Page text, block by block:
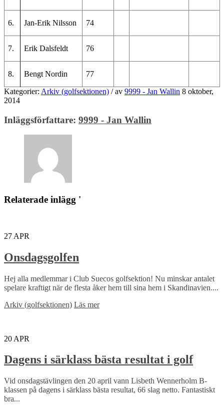
6. Jan-Erik Nilsson 74
7. Erik Dalsfeldt 76
8. Bengt Nordin 77
Kategorier: Arkiv (golfsektionen) /av 9999 - Jan Wallin 8 oktober,
2014
Inläggsförfattare: 9999 - Jan Wallin
Relaterade inlägg '
27 APR
Onsdagsgolfen
Hej alla medlemmar i Club Suecos golfsektion! Nu minskar antalet
spelare kraftigt när de flesta åker hem till sina hem i Skandinavien....
Arkiv (golfsektionen) Läs mer
20 APR
Dagens i särklass bästa resultat i golf
Vid onsdagstävlingen den 20 april vann Lisbeth Wennerholm B-
klassen på dagens i särklass bästa resultat, 66 slag netto. Fantastiskt
bra...